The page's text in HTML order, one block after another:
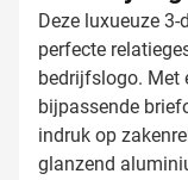
Deze luxueuze
perfecte
bedrijfslogo. Met
bijpassende
indruk op
glanzend